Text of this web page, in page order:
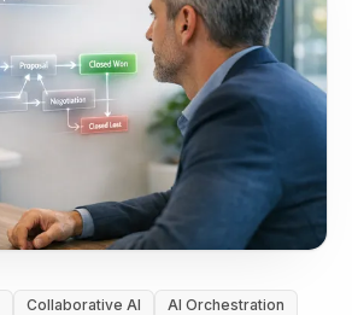
Collaborative AI AI Orchestration